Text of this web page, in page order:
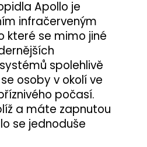
Apollo je
infračerveným
které se mimo jiné
spolehlivě
osoby v okolí ve
počasí.
a máte zapnutou
se jednoduše